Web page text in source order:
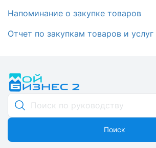
Напоминание о закупке товаров
Отчет по закупкам товаров и услуг
Поиск